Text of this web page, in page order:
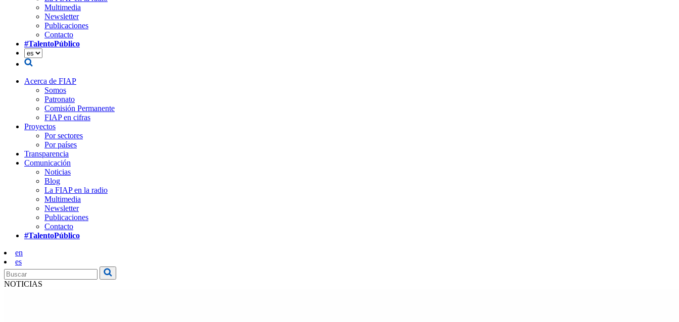
Multimedia
Newsletter
Publicaciones
Contacto
#TalentoPúblico
Acerca de FIAP
Somos
Patronato
Comisión Permanente
FIAP en cifras
Proyectos
Por sectores
Por países
Transparencia
Comunicación
Noticias
Blog
La FIAP en la radio
Multimedia
Newsletter
Publicaciones
Contacto
#TalentoPúblico
en
es
NOTICIAS